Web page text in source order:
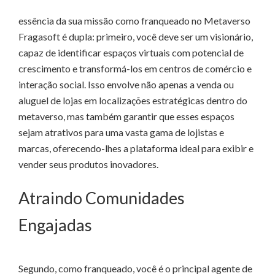
essência da sua missão como franqueado no Metaverso
Fragasoft é dupla: primeiro, você deve ser um visionário,
capaz de identificar espaços virtuais com potencial de
crescimento e transformá-los em centros de comércio e
interação social. Isso envolve não apenas a venda ou
aluguel de lojas em localizações estratégicas dentro do
metaverso, mas também garantir que esses espaços
sejam atrativos para uma vasta gama de lojistas e
marcas, oferecendo-lhes a plataforma ideal para exibir e
vender seus produtos inovadores.
Atraindo Comunidades
Engajadas
Segundo, como franqueado, você é o principal agente de